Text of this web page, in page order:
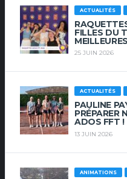
ACTUALITÉS
FILLES DU
25 JUIN 2026
ACTUALITÉS
PAULINE
PRÉPARER
ADOS FFT !
13 JUIN 2026
ANIMATIONS